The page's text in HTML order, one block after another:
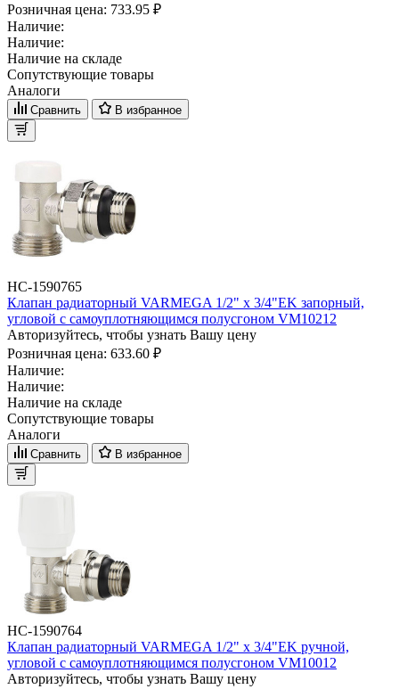
Розничная цена: 733.95 ₽
Наличие:
Наличие:
Наличие на складе
Сопутствующие товары
Аналоги
Сравнить В избранное
НС-1590765
Клапан радиаторный VARMEGA 1/2" x 3/4"EK запорный,
угловой с самоуплотняющимся полусгоном VM10212
Авторизуйтесь, чтобы узнать Вашу цену
Розничная цена: 633.60 ₽
Наличие:
Наличие:
Наличие на складе
Сопутствующие товары
Аналоги
Сравнить В избранное
НС-1590764
Клапан радиаторный VARMEGA 1/2" x 3/4"EK ручной,
угловой с самоуплотняющимся полусгоном VM10012
Авторизуйтесь, чтобы узнать Вашу цену